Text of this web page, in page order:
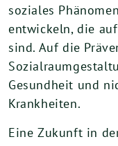
soziales
entwickeln, die
sind. Auf die
Gesundheit und
Krankheiten.
Eine Zukunft in